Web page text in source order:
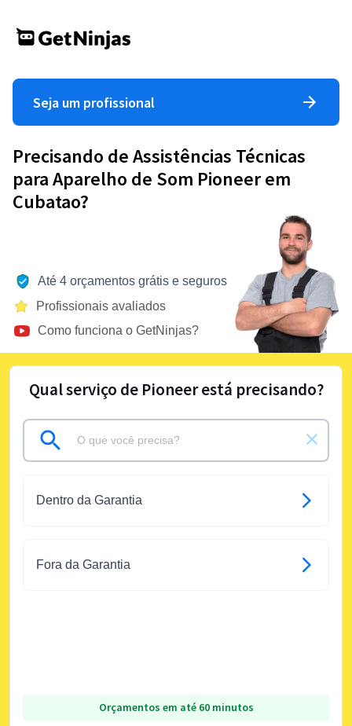
Seja um profissional
Precisando de Assistências Técnicas
para Aparelho de Som Pioneer em
Cubatao?
Até 4 orçamentos grátis e seguros
Profissionais avaliados
Como funciona o GetNinjas?
Qual serviço de Pioneer está precisando?
Dentro da Garantia
Fora da Garantia
Orçamentos em até 60 minutos